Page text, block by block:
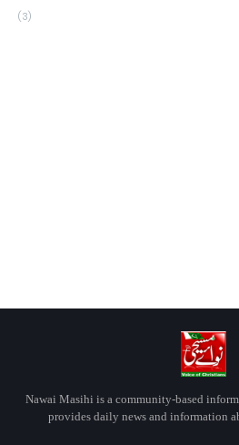
(3)
Nawai Masihi is a community-based
provides daily news and information